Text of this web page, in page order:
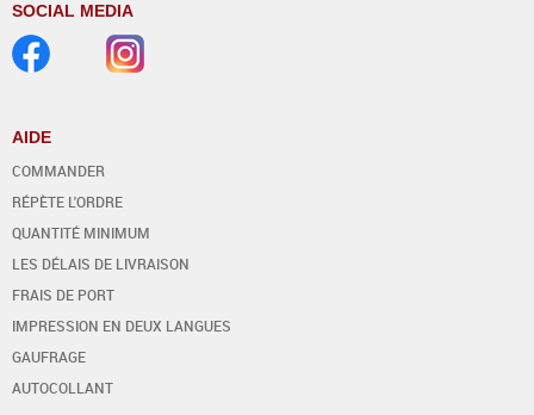
SOCIAL MEDIA
AIDE
COMMANDER
RÉPÈTE L'ORDRE
QUANTITÉ MINIMUM
LES DÉLAIS DE LIVRAISON
FRAIS DE PORT
IMPRESSION EN DEUX LANGUES
GAUFRAGE
AUTOCOLLANT